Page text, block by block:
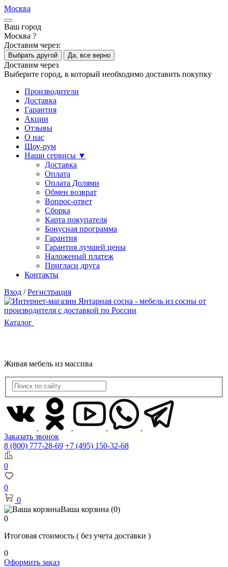
Москва
Ваш город
Москва ?
Доставим через:
Выбрать другой Да, все верно
Доставим через
Выберите город, в который необходимо доставить покупку
Производители
Доставка
Гарантия
Акции
Отзывы
О нас
Шоу-рум
Наши сервисы ▼
Доставка
Оплата
Оплата Долями
Обмен возврат
Вопрос-ответ
Сборка
Карта покупателя
Бонусная программа
Гарантия
Гарантия лучшей цены
Наложеный платеж
Пригласи друга
Контакты
Вход / Регистрация
Каталог
Живая мебель из массива
Заказать звонок
8 (800) 777-28-69 +7 (495) 150-32-68
0
0
0
Ваша корзина (0)
0
Итоговая стоимость ( без учета доставки )
0
Оформить заказ